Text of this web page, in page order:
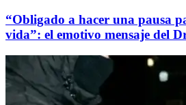
“Obligado a hacer una pausa
vida”: el emotivo mensaje del